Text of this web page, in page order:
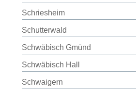
Schriesheim
Schutterwald
Schwäbisch Gmünd
Schwäbisch Hall
Schwaigern